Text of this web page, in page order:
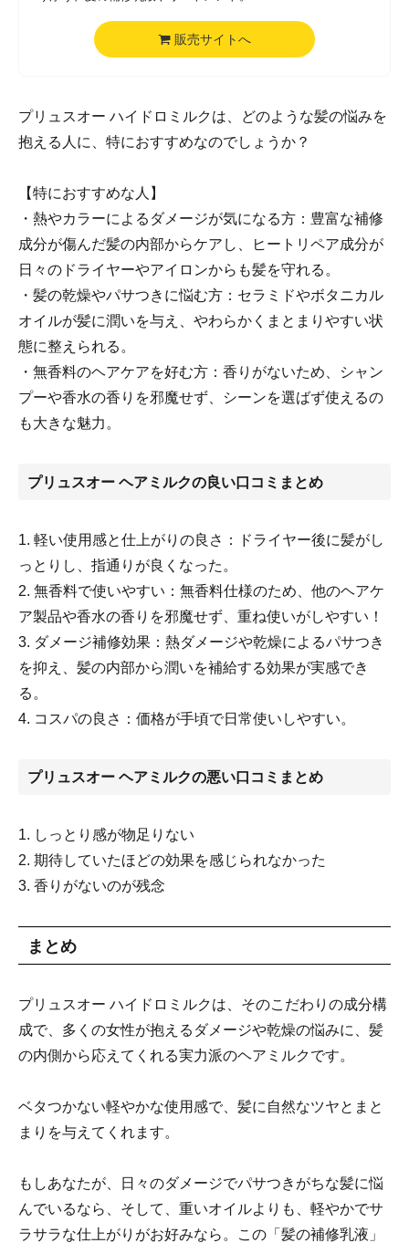
販売サイトへ
プリュスオー ハイドロミルクは、どのような髪の悩みを
抱える人に、特におすすめなのでしょうか？
【特におすすめな人】
・熱やカラーによるダメージが気になる方：豊富な補修
成分が傷んだ髪の内部からケアし、ヒートリペア成分が
日々のドライヤーやアイロンからも髪を守れる。
・髪の乾燥やパサつきに悩む方：セラミドやボタニカル
オイルが髪に潤いを与え、やわらかくまとまりやすい状
態に整えられる。
・無香料のヘアケアを好む方：香りがないため、シャン
プーや香水の香りを邪魔せず、シーンを選ばず使えるの
も大きな魅力。
プリュスオー ヘアミルクの良い口コミまとめ
1. 軽い使用感と仕上がりの良さ：ドライヤー後に髪がし
っとりし、指通りが良くなった。
2. 無香料で使いやすい：無香料仕様のため、他のヘアケ
ア製品や香水の香りを邪魔せず、重ね使いがしやすい！
3. ダメージ補修効果：熱ダメージや乾燥によるパサつき
を抑え、髪の内部から潤いを補給する効果が実感でき
る。
4. コスパの良さ：価格が手頃で日常使いしやすい。
プリュスオー ヘアミルクの悪い口コミまとめ
1. しっとり感が物足りない
2. 期待していたほどの効果を感じられなかった
3. 香りがないのが残念
まとめ
プリュスオー ハイドロミルクは、そのこだわりの成分構
成で、多くの女性が抱えるダメージや乾燥の悩みに、髪
の内側から応えてくれる実力派のヘアミルクです。
ベタつかない軽やかな使用感で、髪に自然なツヤとまと
まりを与えてくれます。
もしあなたが、日々のダメージでパサつきがちな髪に悩
んでいるなら、そして、重いオイルよりも、軽やかでサ
ラサラな仕上がりがお好みなら。この「髪の補修乳液」